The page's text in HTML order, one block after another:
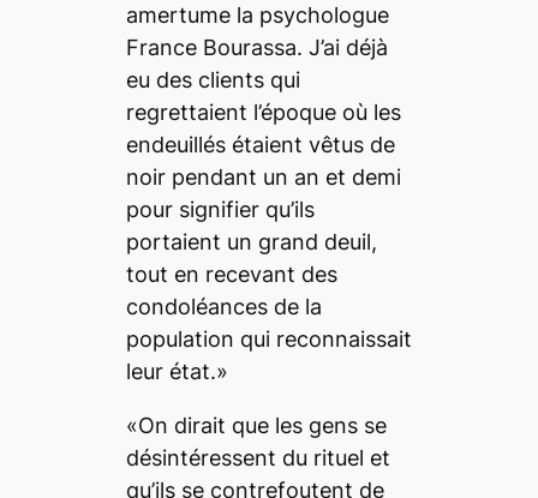
amertume la psychologue
France Bourassa. J’ai déjà
eu des clients qui
regrettaient l’époque où les
endeuillés étaient vêtus de
noir pendant un an et demi
pour signifier qu’ils
portaient un grand deuil,
tout en recevant des
condoléances de la
population qui reconnaissait
leur état.»
«On dirait que les gens se
désintéressent du rituel et
qu’ils se contrefoutent de